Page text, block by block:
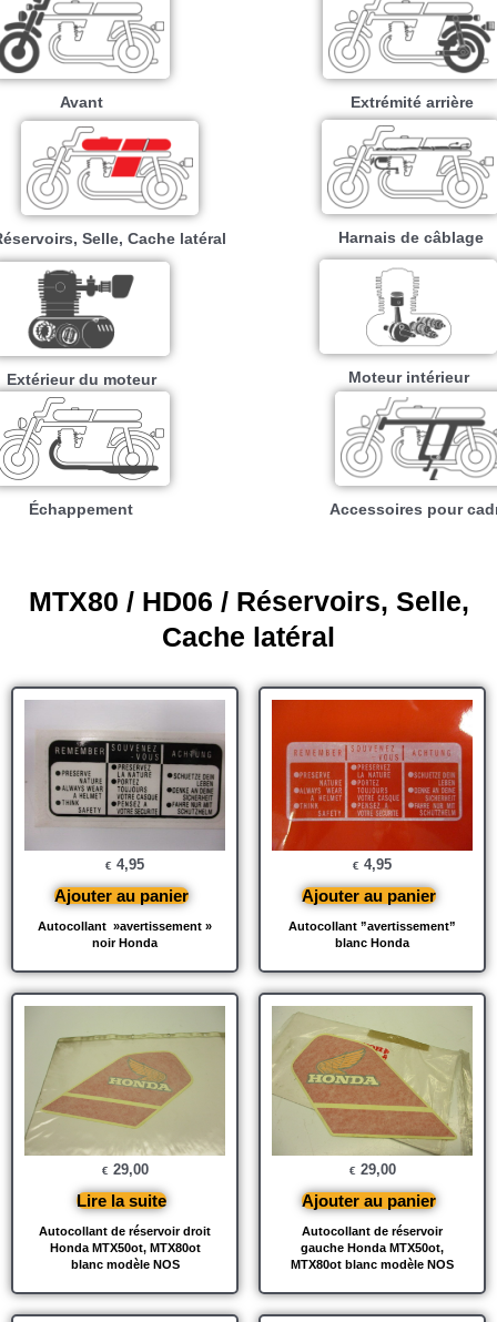
Avant Extrémité arrière
Selle, Cache latéral Harnais de câblage
Extérieur du moteur Moteur intérieur​
Échappement Accessoires pour
MTX80 / HD06 / Réservoirs, Selle,
Cache latéral
Autocollant »avertissement »
noir Honda
€ 4,95
Ajouter au panier
Autocollant ”avertissement”
blanc Honda
€ 4,95
Ajouter au panier
Autocollant de réservoir droit
Honda MTX50ot, MTX80ot
blanc modèle NOS
€ 29,00
Lire la suite
Autocollant de réservoir
gauche Honda MTX50ot,
MTX80ot blanc modèle NOS
€ 29,00
Ajouter au panier